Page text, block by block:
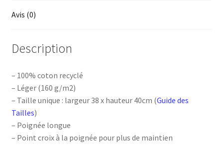
Avis (0)
Description
– 100% coton recyclé
– Léger (160 g/m2)
– Taille unique : largeur 38 x hauteur 40cm (Guide des
Tailles)
– Poignée longue
– Point croix à la poignée pour plus de maintien